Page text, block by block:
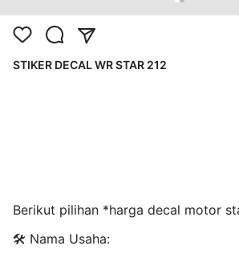
STIKER DECAL WR STAR 212
Berikut pilihan *harga decal motor
🛠️ Nama Usaha: